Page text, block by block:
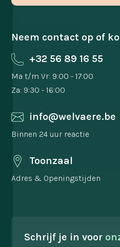
Neem contact op of
+32 56 89 16 55
Ma t/m Vr: 9:00 - 17:00
Za: 9:30 - 16:00
info@welvaere.be
Binnen 24 uur reactie
Toonzaal
Adres & Openingstijden
Schrijf je in voor